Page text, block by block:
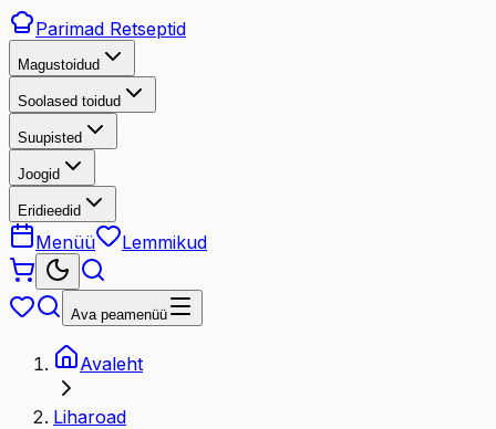
Parimad Retseptid
Magustoidud
Soolased toidud
Suupisted
Joogid
Eridieedid
Menüü Lemmikud
Ava peamenüü
Avaleht
Liharoad